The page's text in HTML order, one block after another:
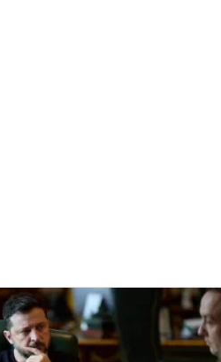
має стати перекриття